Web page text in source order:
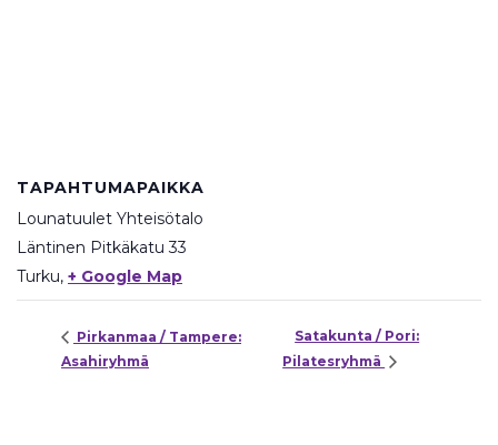
TAPAHTUMAPAIKKA
Lounatuulet Yhteisötalo
Läntinen Pitkäkatu 33
Turku, + Google Map
Pirkanmaa / Tampere:
Asahiryhmä
Satakunta / Pori:
Pilatesryhmä